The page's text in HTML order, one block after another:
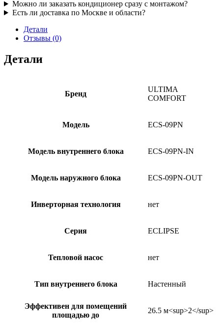
Можно ли заказать кондиционер сразу с монтажом?
Есть ли доставка по Москве и области?
Детали
Отзывы (0)
Детали
Бренд
ULTIMA
COMFORT
Модель ECS-09PN
Модель внутреннего блока ECS-09PN-IN
Модель наружного блока ECS-09PN-OUT
Инверторная технология нет
Серия ECLIPSE
Тепловой насос нет
Тип внутреннего блока Настенный
Эффективен для помещений
площадью до
26.5 м<sup>2</sup>